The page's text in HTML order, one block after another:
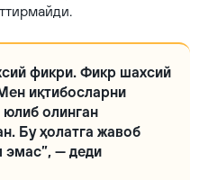
фикри. Фикр шахсий
иқтибосларни
юлиб олинган
Бу ҳолатга жавоб
эмас”, — деди